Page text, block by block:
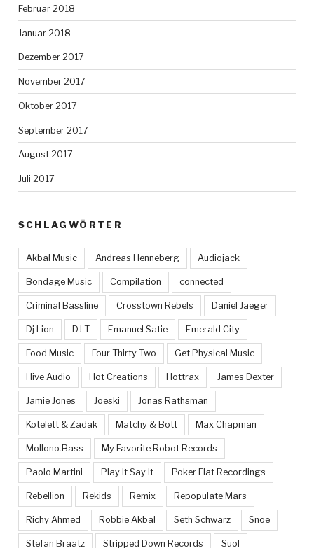
Februar 2018
Januar 2018
Dezember 2017
November 2017
Oktober 2017
September 2017
August 2017
Juli 2017
SCHLAGWÖRTER
Akbal Music Andreas Henneberg Audiojack
Bondage Music Compilation connected
Criminal Bassline Crosstown Rebels Daniel Jaeger
Dj Lion DJ T Emanuel Satie Emerald City
Food Music Four Thirty Two Get Physical Music
Hive Audio Hot Creations Hottrax James Dexter
Jamie Jones Joeski Jonas Rathsman
Kotelett & Zadak Matchy & Bott Max Chapman
Mollono.Bass My Favorite Robot Records
Paolo Martini Play It Say It Poker Flat Recordings
Rebellion Rekids Remix Repopulate Mars
Richy Ahmed Robbie Akbal Seth Schwarz Snoe
Stefan Braatz Stripped Down Records Suol